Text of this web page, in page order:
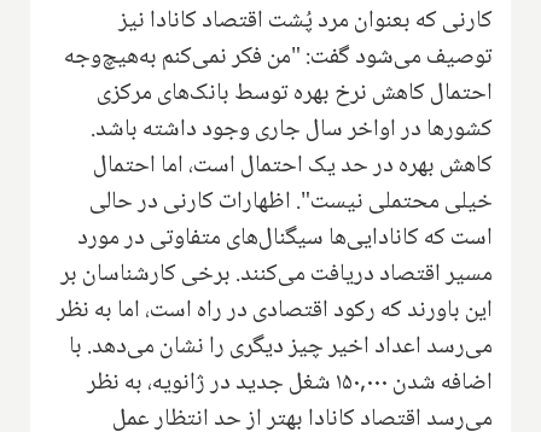
کارنی که بعنوان مرد پُشت اقتصاد کانادا نیز
توصیف می‌شود گفت: "من فکر نمی‌کنم به‌هیچ‌وجه
احتمال کاهش نرخ بهره توسط بانک‌های مرکزی
کشورها در اواخر سال جاری وجود داشته باشد.
کاهش بهره در حد یک احتمال است، اما احتمال
خیلی محتملی نیست". اظهارات کارنی در حالی
است که کانادایی‌ها سیگنال‌های متفاوتی در مورد
مسیر اقتصاد دریافت می‌کنند. برخی کارشناسان بر
این باورند که رکود اقتصادی در راه است، اما به نظر
می‌رسد اعداد اخیر چیز دیگری را نشان می‌دهد. با
اضافه شدن ۱۵۰,۰۰۰ شغل جدید در ژانویه، به نظر
می‌رسد اقتصاد کانادا بهتر از حد انتظار عمل